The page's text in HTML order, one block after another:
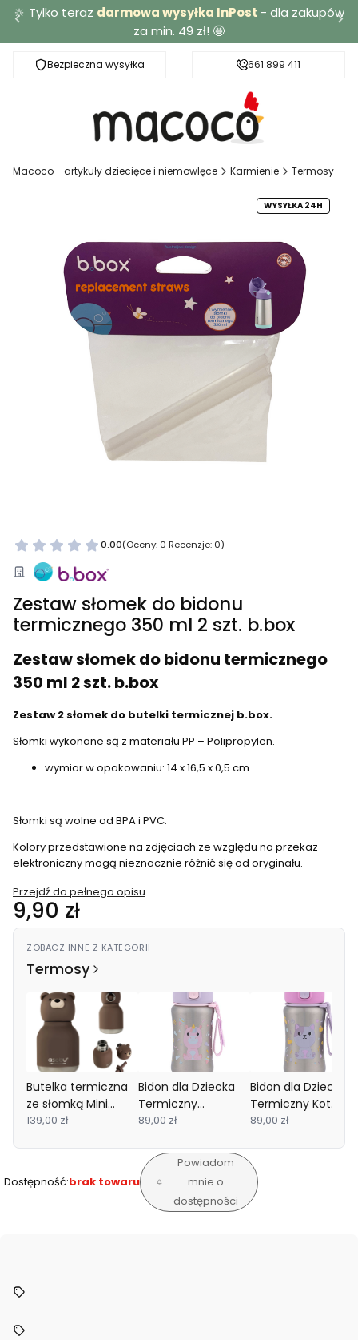
🔆 Tylko teraz darmowa wysyłka InPost - dla zakupów
za min. 49 zł! 🤩
Bezpieczna wysyłka Darmowa dostawa od 49 zł
661 899 411
Macoco - artykuły dziecięce i niemowlęce Karmienie Termosy
WYSYŁKA 24H
0.00(Oceny: 0 Recenzje: 0)
Zestaw słomek do bidonu
termicznego 350 ml 2 szt. b.box
Zestaw słomek do bidonu termicznego
350 ml 2 szt. b.box
Zestaw 2 słomek do butelki termicznej b.box.
Słomki wykonane są z materiału PP – Polipropylen.
wymiar w opakowaniu: 14 x 16,5 x 0,5 cm
Słomki są wolne od BPA i PVC.
Kolory przedstawione na zdjęciach ze względu na przekaz
elektroniczny mogą nieznacznie różnić się od oryginału.
Przejdź do pełnego opisu
Cena
9,90 zł
ZOBACZ INNE Z KATEGORII
Termosy
Butelka termiczna
ze słomką Mini
Bestie Brązowy
139,00 zł
Bidon dla Dziecka
Termiczny
Jednorożec 350ml
Hop
89,00 zł
Bidon dla Dziecka
Termiczny Kot
350ml Besties
89,00 zł
Dostępność:brak towaru
Powiadom
mnie o
dostępności